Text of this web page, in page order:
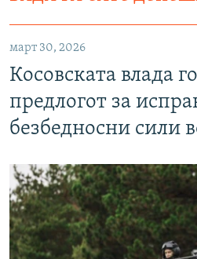
март 30, 2026
Косовската влада
предлогот за
безбедносни сили